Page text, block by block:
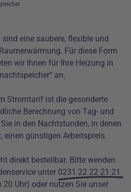
eine saubere, flexible und
Für diese Form
wir Ihnen für Ihre Heizung in
an.
Stromtarif ist die gesonderte
Berechnung von Tag- und
in den Nachtstunden, in denen
einen günstigen Arbeitspreis.
direkt bestellbar. Bitte wenden
unter 0231 22 22 21 21
Uhr) oder nutzen Sie unser